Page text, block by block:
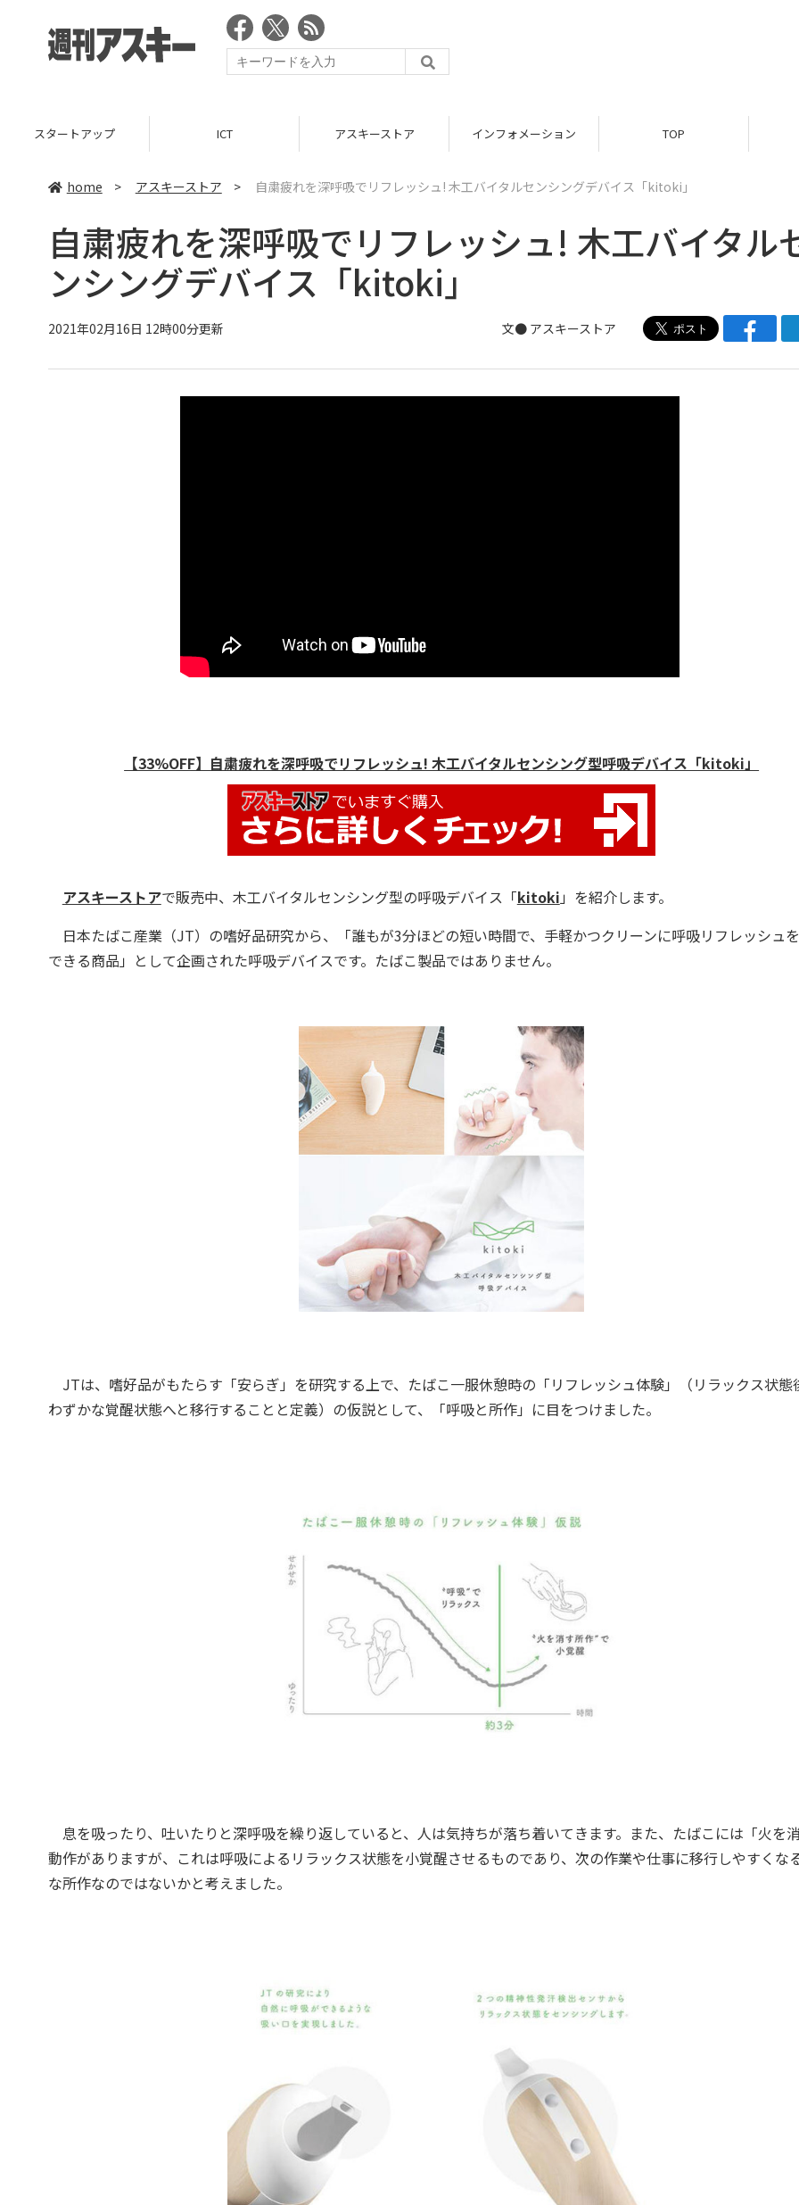
スタートアップ ICT アスキーストア インフォメーション TOP
home > アスキーストア > 自粛疲れを深呼吸でリフレッシュ! 木工バイタルセンシングデバイス「kitoki」
自粛疲れを深呼吸でリフレッシュ! 木工バイタル
ンシングデバイス「kitoki」
2021年02月16日 12時00分更新 文● アスキーストア
【33%OFF】自粛疲れを深呼吸でリフレッシュ! 木工バイタルセンシング型呼吸デバイス「kitoki」
アスキーストアで販売中、木工バイタルセンシング型の呼吸デバイス「kitoki 」を紹介します。
日本たばこ産業（JT）の嗜好品研究から、「誰もが3分ほどの短い時間で、手軽かつクリーンに呼吸リフレッシュ
できる商品」として企画された呼吸デバイスです。たばこ製品ではありません。
JTは、嗜好品がもたらす「安らぎ」を研究する上で、たばこ一服休憩時の「リフレッシュ体験」（リラックス状態
わずかな覚醒状態へと移行することと定義）の仮説として、「呼吸と所作」に目をつけました。
息を吸ったり、吐いたりと深呼吸を繰り返していると、人は気持ちが落ち着いてきます。また、たばこには「火を
動作がありますが、これは呼吸によるリラックス状態を小覚醒させるものであり、次の作業や仕事に移行しやすくな
な所作なのではないかと考えました。